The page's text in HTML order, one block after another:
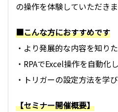
の操作を体験していただきま
■こんな方におすすめです
・より発展的な内容を知り
・RPAでExcel操作を自動化
・トリガーの設定方法を学
【セミナー開催概要】